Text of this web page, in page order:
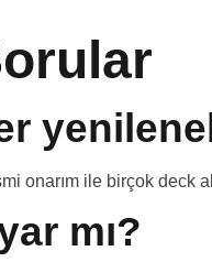
onarım ile birçok deck
mı?